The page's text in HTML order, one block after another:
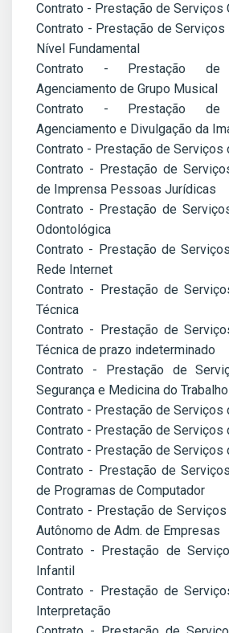
Contrato - Prestação de Serviços
Contrato - Prestação de Serviços
Nível Fundamental
Contrato - Prestação
Agenciamento de Grupo Musical
Contrato - Prestação
Agenciamento e Divulgação da
Contrato - Prestação de
Contrato - Prestação de
de Imprensa Pessoas Jurídicas
Contrato - Prestação de
Odontológica
Contrato - Prestação de
Rede Internet
Contrato - Prestação de
Técnica
Contrato - Prestação de
Técnica de prazo indeterminado
Contrato - Prestação de
Segurança e Medicina do Trabalho
Contrato - Prestação de Serviços
Contrato - Prestação de Serviços
Contrato - Prestação de Serviços
Contrato - Prestação de
de Programas de Computador
Contrato - Prestação de
Autônomo de Adm. de Empresas
Contrato - Prestação de
Infantil
Contrato - Prestação de
Interpretação